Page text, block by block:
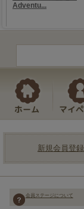
新規会員登録
会員ステージについて